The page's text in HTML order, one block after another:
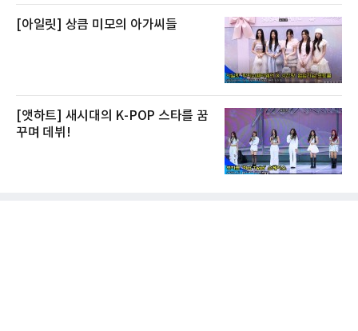
[아일릿] 상큼 미모의 아가씨들
[앳하트] 새시대의 K-POP 스타를 꿈
꾸며 데뷔!